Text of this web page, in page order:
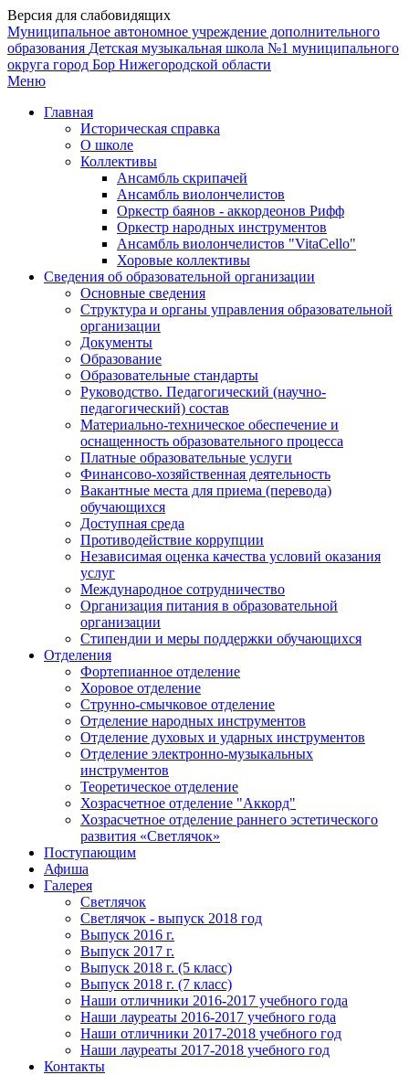
Версия для слабовидящих
Муниципальное автономное учреждение дополнительного
образования Детская музыкальная школа №1 муниципального
округа город Бор Нижегородской области
Меню
Главная
Историческая справка
О школе
Коллективы
Ансамбль скрипачей
Ансамбль виолончелистов
Оркестр баянов - аккордеонов Рифф
Оркестр народных инструментов
Ансамбль виолончелистов "VitaCello"
Хоровые коллективы
Сведения об образовательной организации
Основные сведения
Структура и органы управления образовательной
организации
Документы
Образование
Образовательные стандарты
Руководство. Педагогический (научно-
педагогический) состав
Материально-техническое обеспечение и
оснащенность образовательного процесса
Платные образовательные услуги
Финансово-хозяйственная деятельность
Вакантные места для приема (перевода)
обучающихся
Доступная среда
Противодействие коррупции
Независимая оценка качества условий оказания
услуг
Международное сотрудничество
Организация питания в образовательной
организации
Стипендии и меры поддержки обучающихся
Отделения
Фортепианное отделение
Хоровое отделение
Струнно-смычковое отделение
Отделение народных инструментов
Отделение духовых и ударных инструментов
Отделение электронно-музыкальных
инструментов
Теоретическое отделение
Хозрасчетное отделение "Аккорд"
Хозрасчетное отделение раннего эстетического
развития «Светлячок»
Поступающим
Афиша
Галерея
Светлячок
Светлячок - выпуск 2018 год
Выпуск 2016 г.
Выпуск 2017 г.
Выпуск 2018 г. (5 класс)
Выпуск 2018 г. (7 класс)
Наши отличники 2016-2017 учебного года
Наши лауреаты 2016-2017 учебного года
Наши отличники 2017-2018 учебного год
Наши лауреаты 2017-2018 учебного год
Контакты